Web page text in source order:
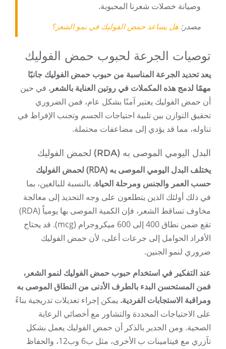
وصيانة خصلات شعرنا المحبوبة.
مصدر: هل يساعد حمض الفوليك في نمو الشعر؟
توصيات الجرعة لحبوب حمض الفوليك
يعد تحديد الجرعة المناسبة من حبوب حمض الفوليك جانبًا
مهمًا لدمج هذه المكملات في روتين العناية بالشعر. في حين
أن حمض الفوليك يعتبر آمنًا بشكل عام، فمن الضروري
تحقيق التوازن بين تلبية احتياجات الجسم وتجنب الإفراط في
تناوله، مما قد يؤدي إلى مضاعفات محتملة.
البدل اليومي الموصى به (RDA) لحمض الفوليك
يختلف البدل اليومي الموصى به (RDA) لحمض الفوليك
حسب العمر والجنس ومرحلة الحياة. بالنسبة للبالغين، بما
في ذلك أولئك الذين يتطلعون على وجه التحديد إلى معالجة
مخاوف تساقط الشعر، فإن الكمية الموصى بها يومياً (RDA)
تقع ضمن نطاق 400 إلى 600 ميكروجرام (mcg). قد يحتاج
الأفراد الحوامل إلى جرعات أعلى، لأن حمض الفوليك
ضروري لنمو الجنين.
عند التفكير في استخدام حبوب حمض الفوليك لنمو الشعر،
فمن المستحسن البدء بالطرف الأدنى من النطاق الموصى به
ومراقبة الاستجابات الفردية. يمكن إجراء تعديلات تدريجية بناءً
على الاحتياجات المحددة والتشاور مع أخصائي الرعاية
الصحية. ومن الجدير بالذكر أن حمض الفوليك يعمل بشكل
تآزري مع فيتامينات ب الأخرى، مثل ب6 وب12، والحفاظ